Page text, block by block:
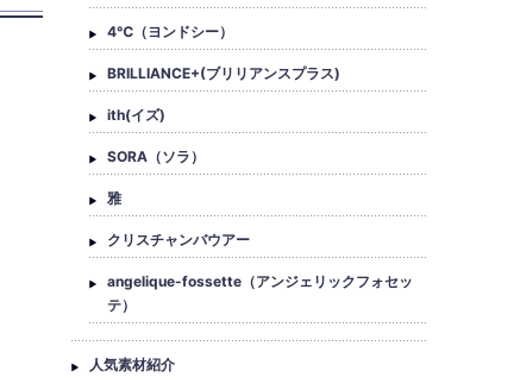
4℃（ヨンドシー）
BRILLIANCE+(ブリリアンスプラス)
ith(イズ)
SORA（ソラ）
雅
クリスチャンバウアー
angelique-fossette（アンジェリックフォセッ
テ）
人気素材紹介